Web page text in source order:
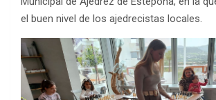
el buen nivel de los ajedrecistas locales.